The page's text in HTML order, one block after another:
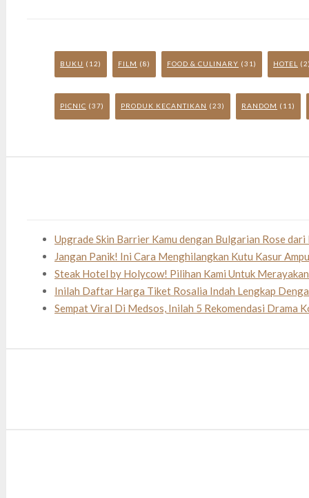
BUKU (12) FILM (8) FOOD & CULINARY (31) HOTEL
PICNIC (37) PRODUK KECANTIKAN (23) RANDOM (11)
Upgrade Skin Barrier Kamu dengan Bulgarian Rose
Jangan Panik! Ini Cara Menghilangkan Kutu Kasur
Steak Hotel by Holycow! Pilihan Kami Untuk
Inilah Daftar Harga Tiket Rosalia Indah Lengkap
Sempat Viral Di Medsos, Inilah 5 Rekomendasi Drama